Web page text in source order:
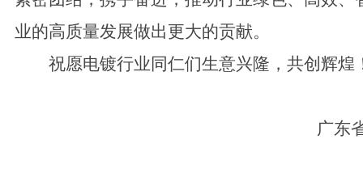
业的高质量发展做出更大的贡献。
祝愿电镀行业同仁们生意兴隆，共创辉煌
广东